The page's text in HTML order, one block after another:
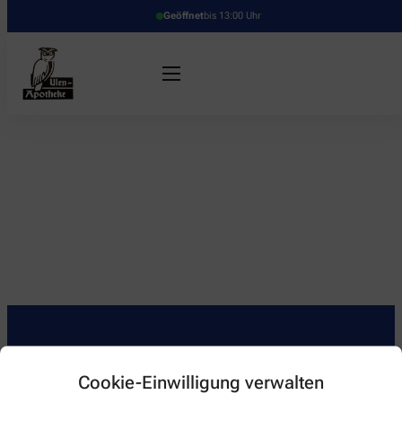
Cookie-Einwilligung verwalten
Geöffnetbis 13:00 Uhr